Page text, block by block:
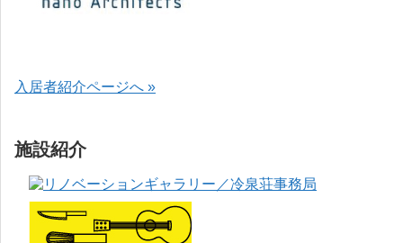
入居者紹介ページへ »
施設紹介